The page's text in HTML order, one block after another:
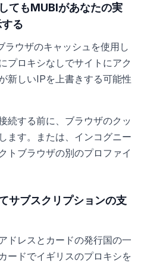
てもMUBIがあなたの実
る
ウザのキャッシュを使用し
プロキシなしでサイトにアク
新しいIPを上書きする可能性
続する前に、ブラウザのクッ
ます。または、インコグニー
トブラウザの別のプロファイ
サブスクリプションの支
ドレスとカードの発行国の一
ードでイギリスのプロキシを